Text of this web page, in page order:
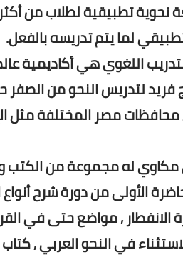
لما يتم تدريسه بالفعل.
اللغوي هي أكاديمية
2011 بمنهج فريد لتدريس النحو
له مجموعة من الكتب
الأولى من دورة شرح
الانفطار , مواضع حتى في
في النحو العربي ,